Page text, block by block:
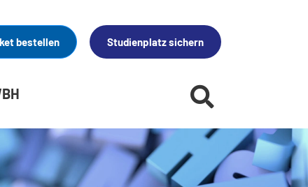
bestellen Studienplatz sichern